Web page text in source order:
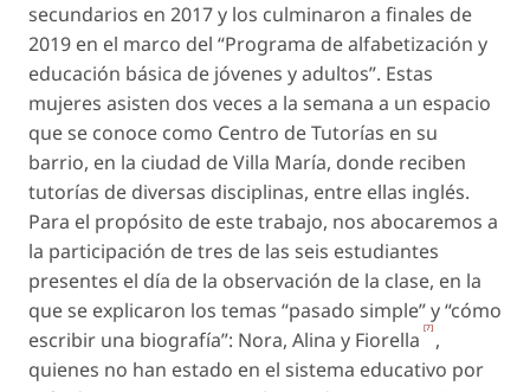
secundarios en 2017 y los culminaron a finales de
2019 en el marco del “Programa de alfabetización y
educación básica de jóvenes y adultos”. Estas
mujeres asisten dos veces a la semana a un espacio
que se conoce como Centro de Tutorías en su
barrio, en la ciudad de Villa María, donde reciben
tutorías de diversas disciplinas, entre ellas inglés.
Para el propósito de este trabajo, nos abocaremos a
la participación de tres de las seis estudiantes
presentes el día de la observación de la clase, en la
que se explicaron los temas “pasado simple” y “cómo
escribir una biografía”: Nora, Alina y Fiorella [7] ,
quienes no han estado en el sistema educativo por